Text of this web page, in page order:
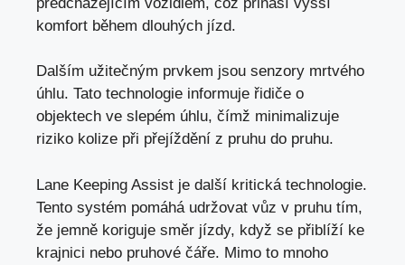
komfort během dlouhých jízd.
Dalším užitečným prvkem jsou senzory mrtvého
úhlu. Tato technologie informuje řidiče o
objektech ve slepém úhlu, čímž minimalizuje
riziko kolize při přejíždění z pruhu do pruhu.
Lane Keeping Assist je další kritická technologie.
Tento systém pomáhá udržovat vůz v pruhu tím,
že jemně koriguje směr jízdy, když se přiblíží ke
krajnici nebo pruhové čáře. Mimo to mnoho